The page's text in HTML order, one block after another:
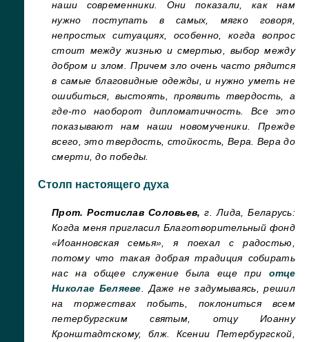
наши современники. Они показали, как нам
нужно поступать в самых, мягко говоря,
непростых ситуациях, особенно, когда вопрос
стоит между жизнью и смертью, выбор между
добром и злом. Причем зло очень часто рядится
в самые благовидные одежды, и нужно уметь не
ошибиться, выстоять, проявить твердость, а
где-то наоборот дипломатичность. Все это
показывают нам наши новомученики. Прежде
всего, это твердость, стойкость, Вера. Вера до
смерти, до победы.
Столп настоящего духа
Прот. Ростислав Соловьев, г. Лида, Беларусь:
Когда меня пригласил Благотворительный фонд
«Иоанновская семья», я поехал с радостью,
потому что такая добрая традиция собирать
нас на общее служение была еще при отце
Николае Беляеве . Даже не задумываясь, решил
на торжествах побыть, поклониться всем
петербургским святым, отцу Иоанну
Кронштадтскому, блж. Ксении Петербургской,